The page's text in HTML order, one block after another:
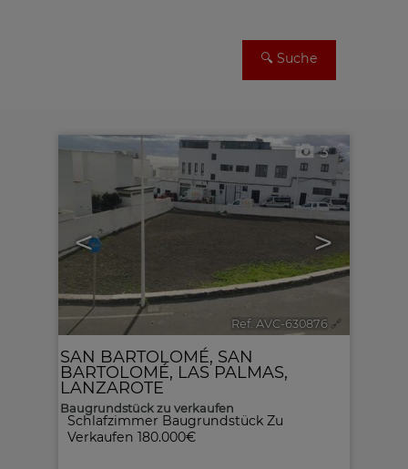
< >
3
Ref. AVC-630876 🔗
Schlafzimmer Baugrundstück Zu
Verkaufen 180.000€
SAN BARTOLOMÉ, SAN
BARTOLOMÉ, LAS PALMAS,
LANZAROTE
Baugrundstück zu verkaufen